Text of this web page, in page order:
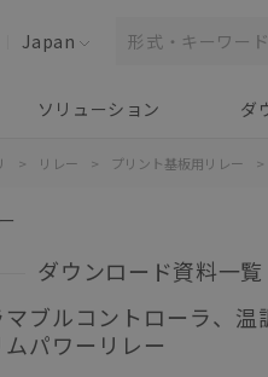
Japan
ソリューション ダ
> リレー > プリント基板用リレー >
ダウンロード資料一覧
マブルコントローラ、
パワーリレー